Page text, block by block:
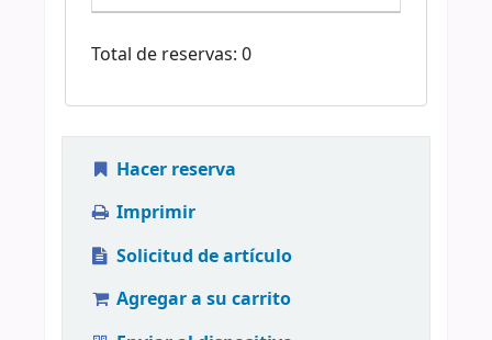
Total de reservas: 0
Hacer reserva
Imprimir
Solicitud de artículo
Agregar a su carrito